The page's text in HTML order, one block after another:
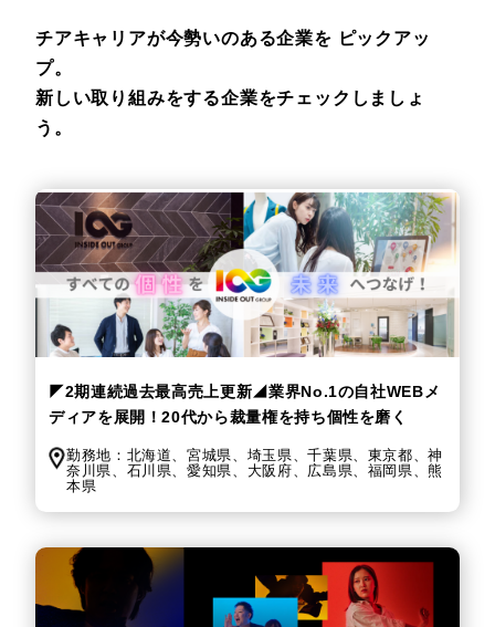
チアキャリアが今勢いのある企業を ピックアッ
プ。
新しい取り組みをする企業をチェックしましょ
う。
◤2期連続過去最高売上更新◢業界No.1の自社WEBメ
ディアを展開！20代から裁量権を持ち個性を磨く
勤務地： 北海道、宮城県、 埼玉県、千葉県、 東京都、神
奈川県、 石川県、愛知県、 大阪府、 広島県、 福岡県、熊
本県